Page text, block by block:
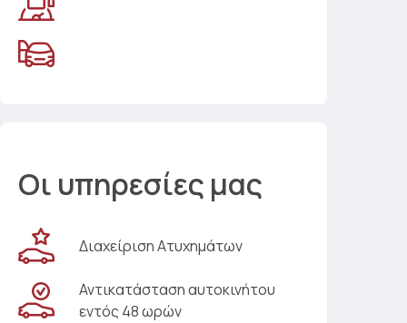
Οι υπηρεσίες μας
Διαχείριση Ατυχημάτων
Αντικατάσταση αυτοκινήτου
εντός 48 ωρών